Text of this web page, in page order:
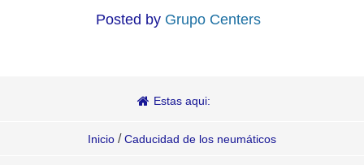
Posted by Grupo Centers
Estas aqui:
Inicio / Caducidad de los neumáticos